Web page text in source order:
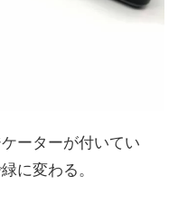
ーターが付いてい
に変わる。